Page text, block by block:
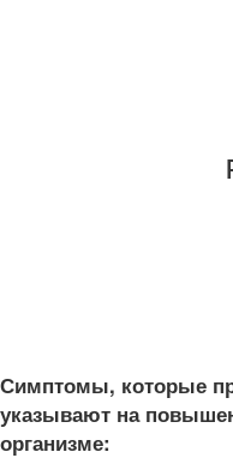
Симптомы, которые
указывают на
организме: